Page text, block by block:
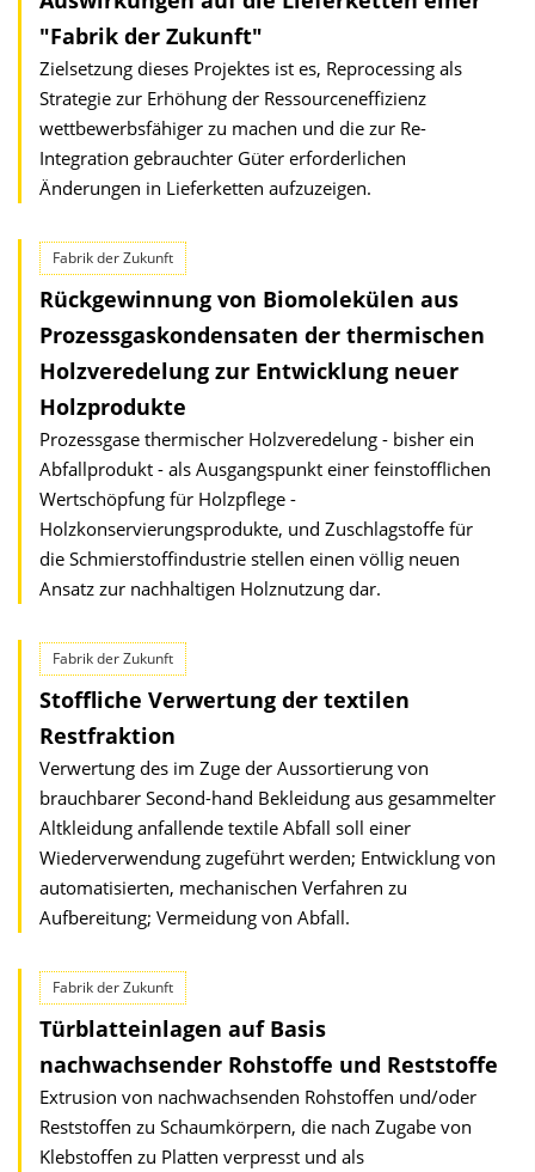
"Fabrik der Zukunft"
Zielsetzung dieses Projektes ist es, Reprocessing als
Strategie zur Erhöhung der Ressourceneffizienz
wettbewerbsfähiger zu machen und die zur Re-
Integration gebrauchter Güter erforderlichen
Änderungen in Lieferketten aufzuzeigen.
Fabrik der Zukunft
Rückgewinnung von Biomolekülen aus
Prozessgaskondensaten der thermischen
Holzveredelung zur Entwicklung neuer
Holzprodukte
Prozessgase thermischer Holzveredelung - bisher ein
Abfallprodukt - als Ausgangspunkt einer feinstofflichen
Wertschöpfung für Holzpflege -
Holzkonservierungsprodukte, und Zuschlagstoffe für
die Schmierstoffindustrie stellen einen völlig neuen
Ansatz zur nachhaltigen Holznutzung dar.
Fabrik der Zukunft
Stoffliche Verwertung der textilen
Restfraktion
Verwertung des im Zuge der Aussortierung von
brauchbarer Second-hand Bekleidung aus gesammelter
Altkleidung anfallende textile Abfall soll einer
Wiederverwendung zugeführt werden; Entwicklung von
automatisierten, mechanischen Verfahren zu
Aufbereitung; Vermeidung von Abfall.
Fabrik der Zukunft
Türblatteinlagen auf Basis
nachwachsender Rohstoffe und Reststoffe
Extrusion von nachwachsenden Rohstoffen und/oder
Reststoffen zu Schaumkörpern, die nach Zugabe von
Klebstoffen zu Platten verpresst und als